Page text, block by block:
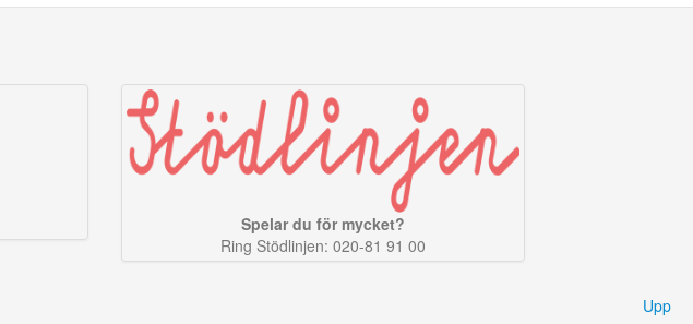
Spelar du för mycket?
Ring Stödlinjen: 020-81 91 00
Upp